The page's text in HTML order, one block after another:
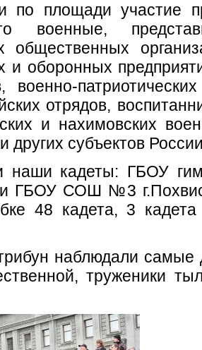
по площади участие
военные,
общественных
оборонных
военно-
отрядов,
и нахимовских
других субъектов
наши кадеты: ГБОУ
и ГБОУ СОШ №3
48 кадета, 3
наблюдали самые
труженики